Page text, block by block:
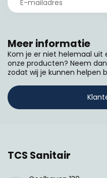
Meer informatie
Kom je er niet helemaal uit
onze producten? Neem
zodat wij je kunnen helpen
TCS Sanitair